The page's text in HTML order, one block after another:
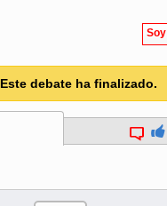
Soy
Este debate ha finalizado.